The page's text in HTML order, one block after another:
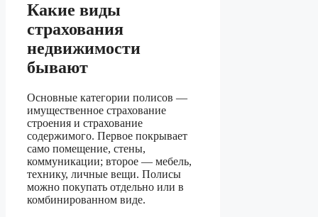
Какие виды
страхования
недвижимости
бывают
Основные категории полисов —
имущественное страхование
строения и страхование
содержимого. Первое покрывает
само помещение, стены,
коммуникации; второе — мебель,
технику, личные вещи. Полисы
можно покупать отдельно или в
комбинированном виде.